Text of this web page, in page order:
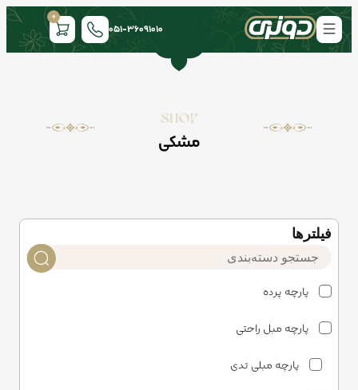
051-36091010
0
SHOP
مشکی
فیلتر‌ها
پارچه پرده
پارچه مبل راحتی
پارچه مبلی تدی